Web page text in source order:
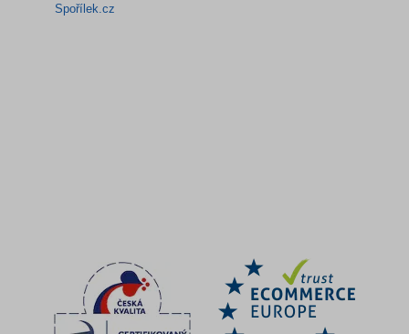
Spořílek.cz